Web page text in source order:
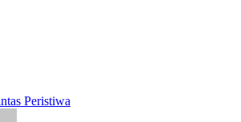
Peristiwa